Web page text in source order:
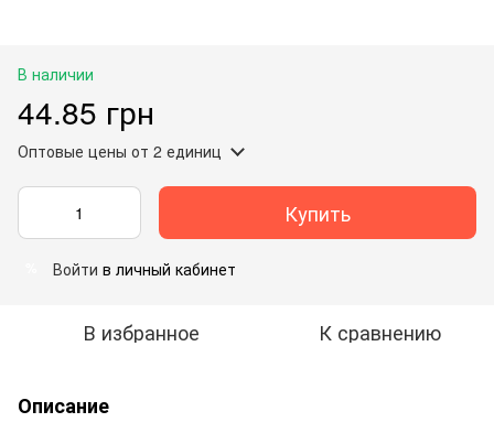
В наличии
44.85 грн
Оптовые цены от 2 единиц
Купить
Войти в личный кабинет
В избранное К сравнению
Описание